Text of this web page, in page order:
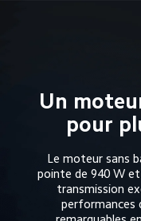
Un
pour
Le moteur sans
pointe de 940 W
transmission
performances